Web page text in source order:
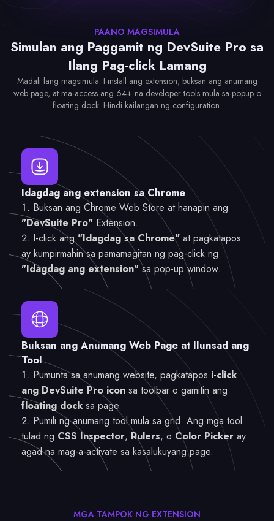
PAANO MAGSIMULA
Simulan ang Paggamit ng DevSuite Pro sa
Ilang Pag-click Lamang
Madali lang magsimula. I-install ang extension, buksan ang anumang
web page, at ma-access ang 64+ na developer tools mula sa popup o
floating dock. Hindi kailangan ng configuration.
Idagdag ang extension sa Chrome
Buksan ang Chrome Web Store at hanapin ang
"DevSuite Pro" Extension.
I-click ang "Idagdag sa Chrome" at pagkatapos
ay kumpirmahin sa pamamagitan ng pag-click ng
"Idagdag ang extension"sa pop-up window.
Buksan ang Anumang Web Page at Ilunsad ang
Tool
Pumunta sa anumang website, pagkatapos i-click
ang DevSuite Pro icon sa toolbar o gamitin ang
floating dock sa page.
Pumili ng anumang tool mula sa grid. Ang mga tool
tulad ng CSS Inspector, Rulers, o Color Picker ay
agad na mag-a-activate sa kasalukuyang page.
MGA TAMPOK NG EXTENSION